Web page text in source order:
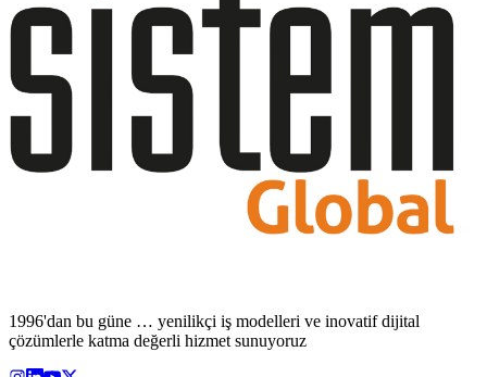
1996'dan bu güne … yenilikçi iş modelleri ve inovatif dijital
çözümlerle katma değerli hizmet sunuyoruz